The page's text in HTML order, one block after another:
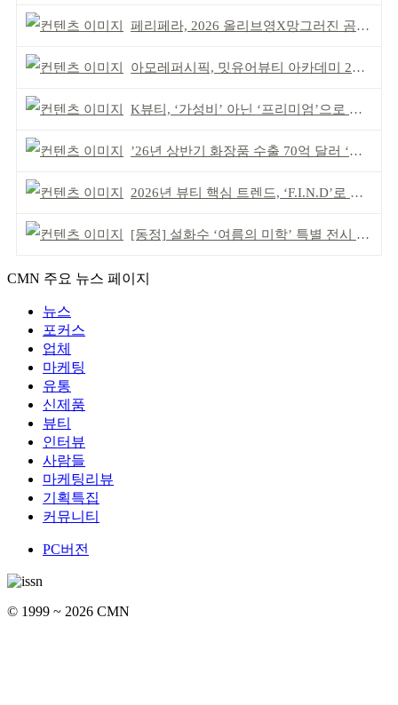
페리페라, 2026 올리브영X망그러진 곰 콜라보
아모레퍼시픽, 밋유어뷰티 아카데미 2기 발대식
K뷰티, ‘가성비’ 아닌 ‘프리미엄’으로 승부걸어야
’26년 상반기 화장품 수출 70억 달러 ‘역대 최고’
2026년 뷰티 핵심 트렌드, ‘F.I.N.D’로 읽는다
[동정] 설화수 ‘여름의 미학’ 특별 전시 개최
CMN 주요 뉴스 페이지
뉴스
포커스
업체
마케팅
유통
신제품
뷰티
인터뷰
사람들
마케팅리뷰
기획특집
커뮤니티
PC버전
© 1999 ~ 2026 CMN